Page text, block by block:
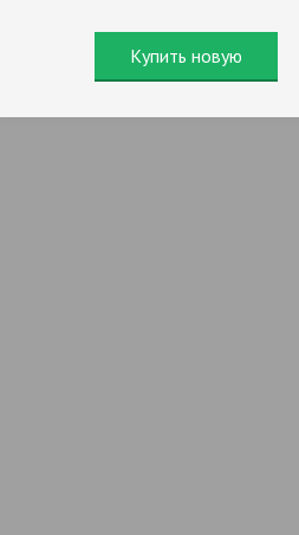
Купить новую